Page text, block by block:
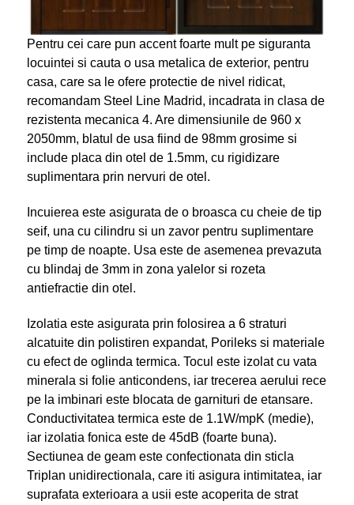
Pentru cei care pun accent foarte mult pe siguranta
locuintei si cauta o usa metalica de exterior, pentru
casa, care sa le ofere protectie de nivel ridicat,
recomandam Steel Line Madrid, incadrata in clasa de
rezistenta mecanica 4. Are dimensiunile de 960 x
2050mm, blatul de usa fiind de 98mm grosime si
include placa din otel de 1.5mm, cu rigidizare
suplimentara prin nervuri de otel.
Incuierea este asigurata de o broasca cu cheie de tip
seif, una cu cilindru si un zavor pentru suplimentare
pe timp de noapte. Usa este de asemenea prevazuta
cu blindaj de 3mm in zona yalelor si rozeta
antiefractie din otel.
Izolatia este asigurata prin folosirea a 6 straturi
alcatuite din polistiren expandat, Porileks si materiale
cu efect de oglinda termica. Tocul este izolat cu vata
minerala si folie anticondens, iar trecerea aerului rece
pe la imbinari este blocata de garnituri de etansare.
Conductivitatea termica este de 1.1W/mpK (medie),
iar izolatia fonica este de 45dB (foarte buna).
Sectiunea de geam este confectionata din sticla
Triplan unidirectionala, care iti asigura intimitatea, iar
suprafata exterioara a usii este acoperita de strat